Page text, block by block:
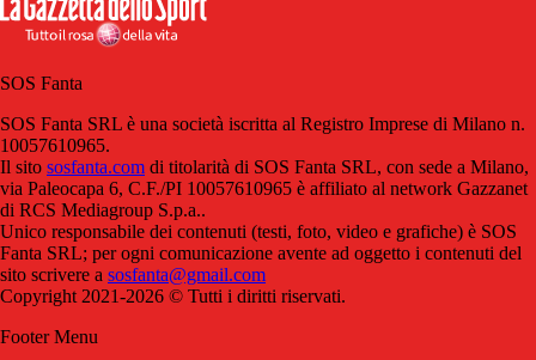
SOS Fanta
SOS Fanta SRL è una società iscritta al Registro Imprese di Milano n.
10057610965.
Il sito sosfanta.com di titolarità di SOS Fanta SRL, con sede a Milano,
via Paleocapa 6, C.F./PI 10057610965 è affiliato al network Gazzanet
di RCS Mediagroup S.p.a..
Unico responsabile dei contenuti (testi, foto, video e grafiche) è SOS
Fanta SRL; per ogni comunicazione avente ad oggetto i contenuti del
sito scrivere a sosfanta@gmail.com
Copyright 2021-2026 © Tutti i diritti riservati.
Footer Menu